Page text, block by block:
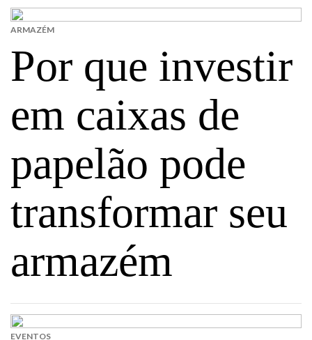
Por que investir
em caixas de
papelão pode
transformar seu
armazém
ARMAZÉM
EVENTOS